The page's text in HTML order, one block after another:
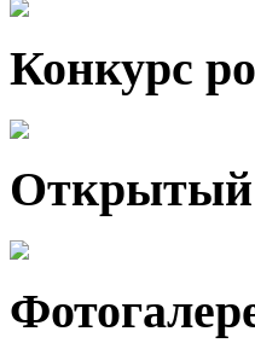
Конкурс
Открытый